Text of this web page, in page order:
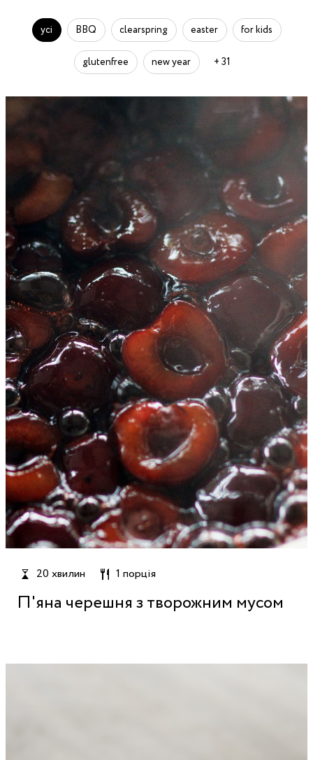
усі BBQ clearspring easter for kids
glutenfree new year + 31
20 хвилин 1 порція
П'яна черешня з творожним мусом